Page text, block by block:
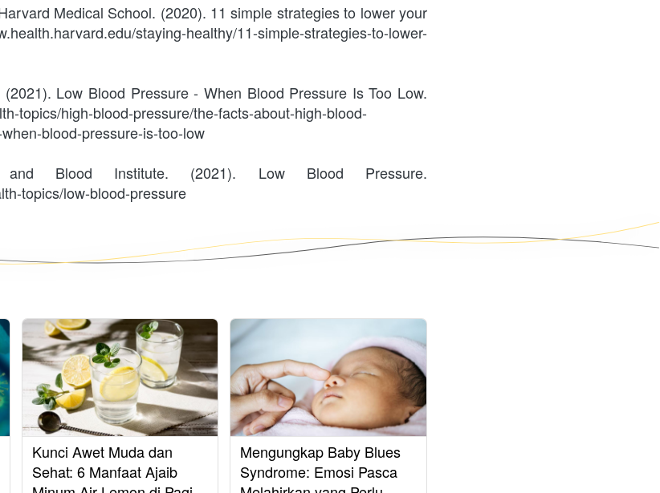
Medical School. (2020). 11 simple strategies to lower your
staying-healthy/11-simple-strategies-to-lower-
Low Blood Pressure - When Blood Pressure Is Too Low.
topics/high-blood-pressure/the-facts-about-high-blood-
blood-pressure-is-too-low
Blood Institute. (2021). Low Blood Pressure.
topics/low-blood-pressure
Kunci Awet Muda dan
Sehat: 6 Manfaat Ajaib
Mengungkap Baby Blues
Syndrome: Emosi Pasca